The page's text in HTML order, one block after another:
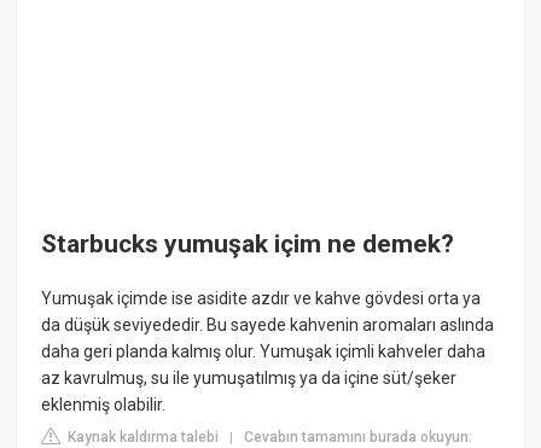
Starbucks yumuşak içim ne demek?
Yumuşak içimde ise asidite azdır ve kahve gövdesi orta ya
da düşük seviyededir. Bu sayede kahvenin aromaları aslında
daha geri planda kalmış olur. Yumuşak içimli kahveler daha
az kavrulmuş, su ile yumuşatılmış ya da içine süt/şeker
eklenmiş olabilir.
Kaynak kaldırma talebi |Cevabın tamamını burada okuyun: